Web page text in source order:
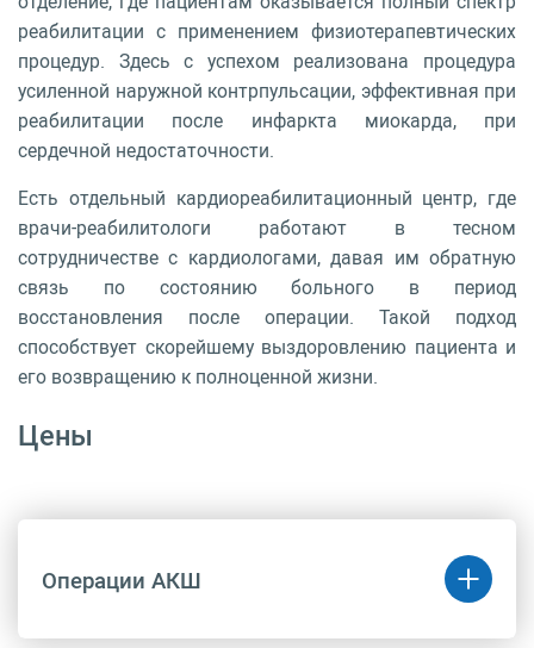
реабилитации с применением физиотерапевтических
процедур. Здесь с успехом реализована процедура
усиленной наружной контрпульсации, эффективная при
реабилитации после инфаркта миокарда, при
сердечной недостаточности.
Есть отдельный кардиореабилитационный центр, где
врачи-реабилитологи работают в тесном
сотрудничестве с кардиологами, давая им обратную
связь по состоянию больного в период
восстановления после операции. Такой подход
способствует скорейшему выздоровлению пациента и
его возвращению к полноценной жизни.
Цены
Операции АКШ